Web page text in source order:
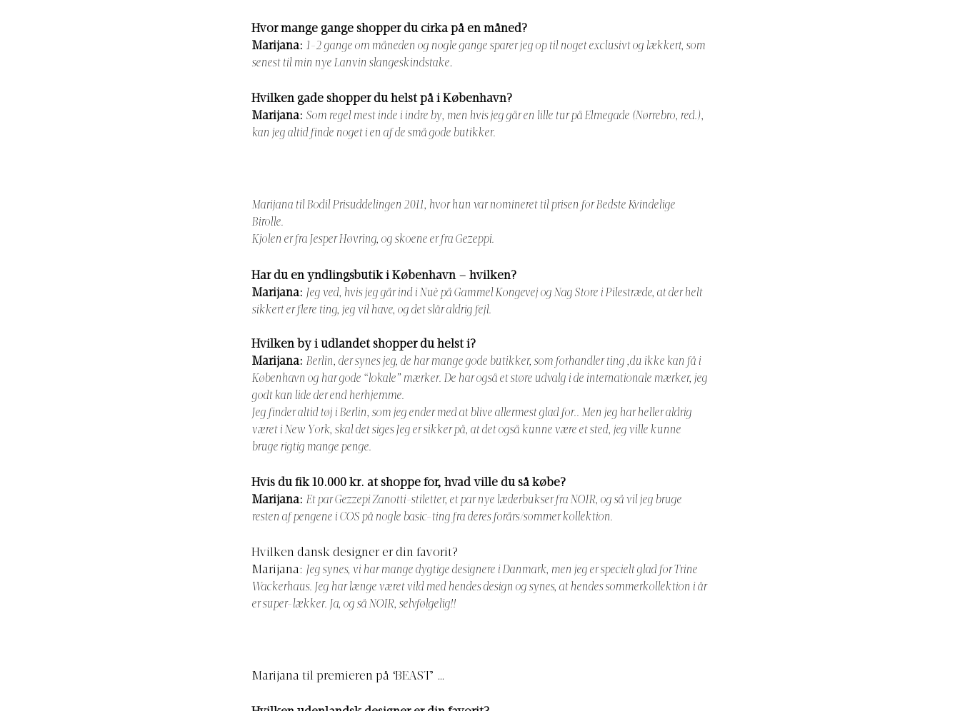
Hvor mange gange shopper du cirka på en måned?
Marijana: 1-2 gange om måneden og nogle gange sparer jeg op til noget exclusivt og lækkert, som
senest til min nye Lanvin slangeskindstake.
Hvilken gade shopper du helst på i København?
Marijana: Som regel mest inde i indre by, men hvis jeg går en lille tur på Elmegade (Nørrebro, red.),
kan jeg altid finde noget i en af de små gode butikker.
Marijana til Bodil Prisuddelingen 2011, hvor hun var nomineret til prisen for Bedste Kvindelige
Birolle.
Kjolen er fra Jesper Høvring, og skoene er fra Gezeppi.
Har du en yndlingsbutik i København – hvilken?
Marijana: Jeg ved, hvis jeg går ind i Nuè på Gammel Kongevej og Nag Store i Pilestræde, at der helt
sikkert er flere ting, jeg vil have, og det slår aldrig fejl.
Hvilken by i udlandet shopper du helst i?
Marijana: Berlin, der synes jeg, de har mange gode butikker, som forhandler ting ,du ikke kan få i
København og har gode “lokale” mærker. De har også et støre udvalg i de internationale mærker, jeg
godt kan lide der end herhjemme.
Jeg finder altid tøj i Berlin, som jeg ender med at blive allermest glad for.. Men jeg har heller aldrig
været i New York, skal det siges Jeg er sikker på, at det også kunne være et sted, jeg ville kunne
bruge rigtig mange penge.
Hvis du fik 10.000 kr. at shoppe for, hvad ville du så købe?
Marijana: Et par Gezzepi Zanotti-stiletter, et par nye læderbukser fra NOIR, og så vil jeg bruge
resten af pengene i COS på nogle basic-ting fra deres forårs/sommer kollektion.
Hvilken dansk designer er din favorit?
Marijana: Jeg synes, vi har mange dygtige designere i Danmark, men jeg er specielt glad for Trine
Wackerhaus. Jeg har længe været vild med hendes design og synes, at hendes sommerkollektion i år
er super-lækker. Ja, og så NOIR, selvfølgelig!!
Marijana til premieren på ‘BEAST’ …